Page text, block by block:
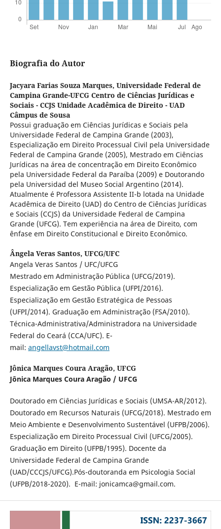
Biografia do Autor
Jacyara Farias Souza Marques, Universidade Federal de
Campina Grande-UFCG Centro de Ciências Jurídicas e
Sociais - CCJS Unidade Acadêmica de Direito - UAD
Câmpus de Sousa
Possui graduação em Ciências Jurídicas e Sociais pela
Universidade Federal de Campina Grande (2003),
Especialização em Direito Processual Civil pela Universidade
Federal de Campina Grande (2005), Mestrado em Ciências
Jurídicas na área de concentração em Direito Econômico
pela Universidade Federal da Paraíba (2009) e Doutorando
pela Universidad del Museo Social Argentino (2014).
Atualmente é Professora Assistente II-b lotada na Unidade
Acadêmica de Direito (UAD) do Centro de Ciências Jurídicas
e Sociais (CCJS) da Universidade Federal de Campina
Grande (UFCG). Tem experiência na área de Direito, com
ênfase em Direito Constitucional e Direito Econômico.
Ângela Veras Santos, UFCG/UFC
Angela Veras Santos / UFC/UFCG
Mestrado em Administração Pública (UFCG/2019).
Especialização em Gestão Pública (UFPI/2016).
Especialização em Gestão Estratégica de Pessoas
(UFPI/2014). Graduação em Administração (FSA/2010).
Técnica-Administrativa/Administradora na Universidade
Federal do Ceará (CCA/UFC). E-
mail: angellavst@hotmail.com
Jônica Marques Coura Aragão, UFCG
Jônica Marques Coura Aragão / UFCG
Doutorado em Ciências Jurídicas e Sociais (UMSA-AR/2012).
Doutorado em Recursos Naturais (UFCG/2018). Mestrado em
Meio Ambiente e Desenvolvimento Sustentável (UFPB/2006).
Especialização em Direito Processual Civil (UFCG/2005).
Graduação em Direito (UFPB/1995). Docente da
Universidade Federal de Campina Grande
(UAD/CCCJS/UFCG).Pós-doutoranda em Psicologia Social
(UFPB/2018-2020). E-mail: jonicamca@gmail.com.